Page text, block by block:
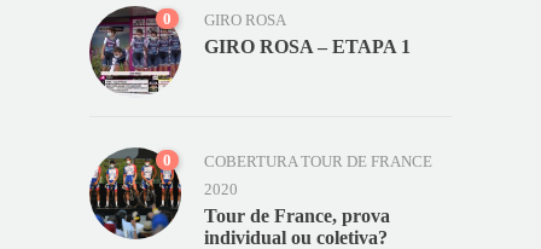
0 GIRO ROSA
GIRO ROSA – ETAPA 1
0
COBERTURA TOUR DE FRANCE
2020
Tour de France, prova
individual ou coletiva?